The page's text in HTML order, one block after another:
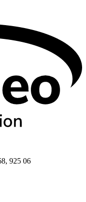
925 06